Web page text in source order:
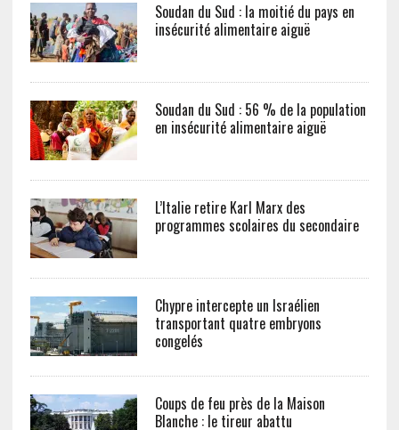
Soudan du Sud : la moitié du pays en
insécurité alimentaire aiguë
Soudan du Sud : 56 % de la population
en insécurité alimentaire aiguë
L’Italie retire Karl Marx des
programmes scolaires du secondaire
Chypre intercepte un Israélien
transportant quatre embryons
congelés
Coups de feu près de la Maison
Blanche : le tireur abattu